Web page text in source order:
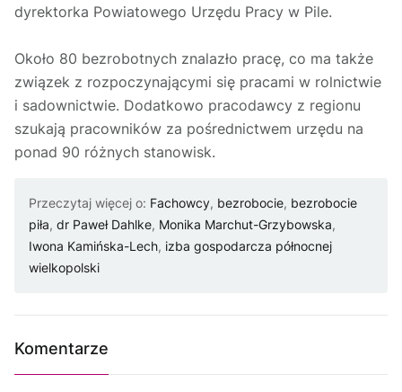
dyrektorka Powiatowego Urzędu Pracy w Pile.
Około 80 bezrobotnych znalazło pracę, co ma także
związek z rozpoczynającymi się pracami w rolnictwie
i sadownictwie. Dodatkowo pracodawcy z regionu
szukają pracowników za pośrednictwem urzędu na
ponad 90 różnych stanowisk.
Przeczytaj więcej o: Fachowcy, bezrobocie, bezrobocie
piła, dr Paweł Dahlke, Monika Marchut-Grzybowska,
Iwona Kamińska-Lech, izba gospodarcza północnej
wielkopolski
Komentarze